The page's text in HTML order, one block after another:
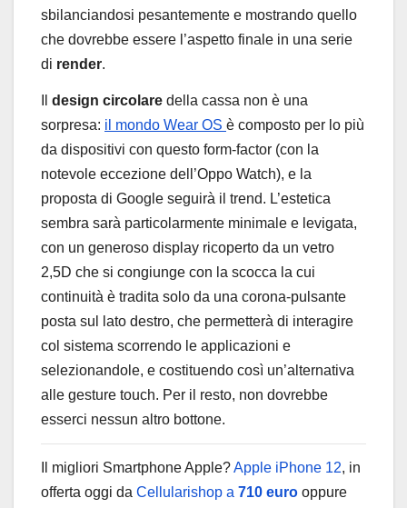
sbilanciandosi pesantemente e mostrando quello
che dovrebbe essere l’aspetto finale in una serie
di render.
design circolare della cassa non è una
sorpresa: il mondo Wear OS è composto per lo più
da dispositivi con questo form-factor (con la
notevole eccezione dell’Oppo Watch), e la
proposta di Google seguirà il trend. L’estetica
sembra sarà particolarmente minimale e levigata,
con un generoso display ricoperto da un vetro
2,5D che si congiunge con la scocca la cui
continuità è tradita solo da una corona-pulsante
posta sul lato destro, che permetterà di interagire
col sistema scorrendo le applicazioni e
selezionandole, e costituendo così un’alternativa
alle gesture touch. Per il resto, non dovrebbe
esserci nessun altro bottone.
Il migliori Smartphone Apple?Apple iPhone 12, in
offerta oggi da Cellularishop a 710 euro oppure